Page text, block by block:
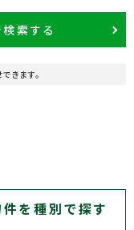
索する
きます。
を種別で探す